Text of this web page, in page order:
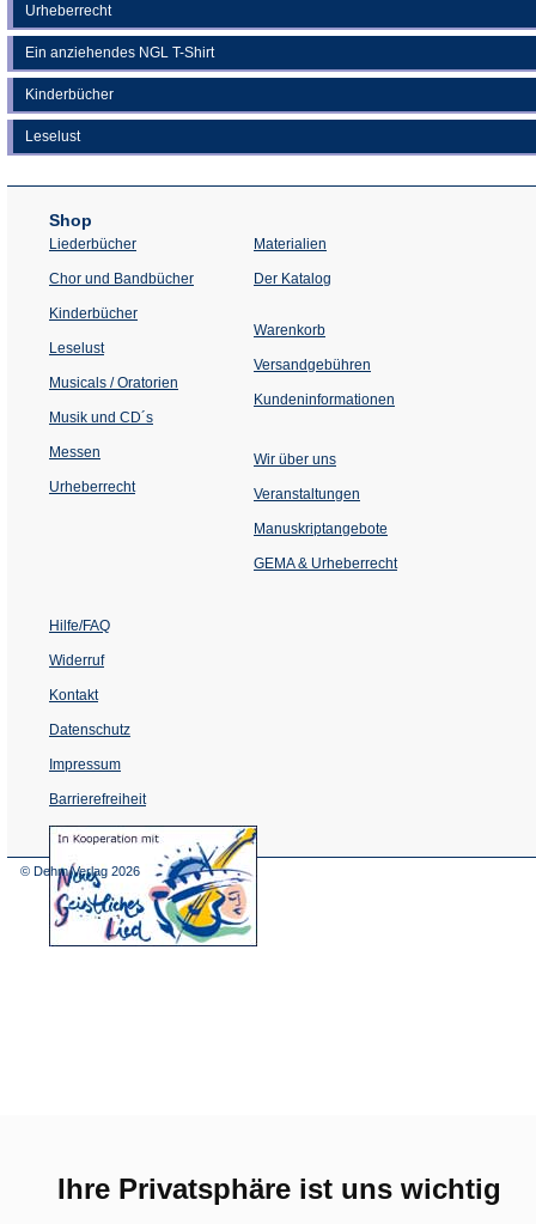
Ihre Privatsphäre ist uns wichtig
Urheberrecht
Ein anziehendes NGL T-Shirt
Kinderbücher
Leselust
Shop
Liederbücher
Chor und Bandbücher
Kinderbücher
Leselust
Musicals / Oratorien
Musik und CD´s
Messen
Urheberrecht
Materialien
Der Katalog
Warenkorb
Versandgebühren
Kundeninformationen
Wir über uns
Veranstaltungen
einem
Tab)
Manuskriptangebote
GEMA & Urheberrecht
Hilfe/FAQ
Widerruf
Kontakt
Datenschutz
Impressum
Barrierefreiheit
(Öffnet
in
© Dehm Verlag 2026